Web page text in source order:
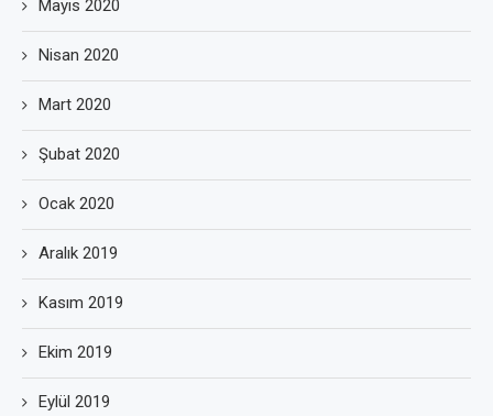
Mayıs 2020
Nisan 2020
Mart 2020
Şubat 2020
Ocak 2020
Aralık 2019
Kasım 2019
Ekim 2019
Eylül 2019